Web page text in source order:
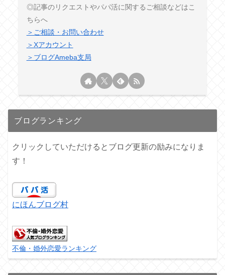
◎記事のリクエストやパパ活に関するご相談などはこ
ちらへ
＞ご相談・お問い合わせ
＞Xアカウント
＞ブログAmeba支局
ブログランキング
クリックしていただけるとブログ更新の励みになりま
す！
にほんブログ村
不倫・婚外恋愛ランキング